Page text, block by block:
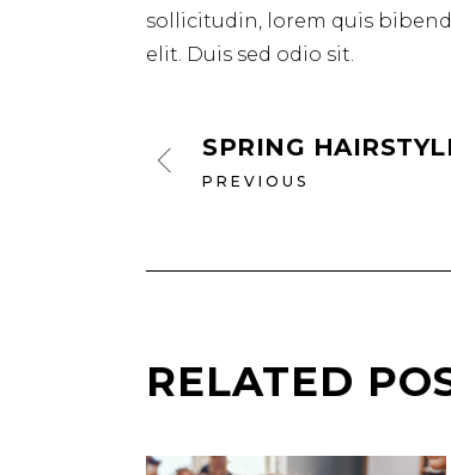
sollicitudin, lorem quis
elit. Duis sed odio sit.
SPRING
PREVIOUS
RELATED